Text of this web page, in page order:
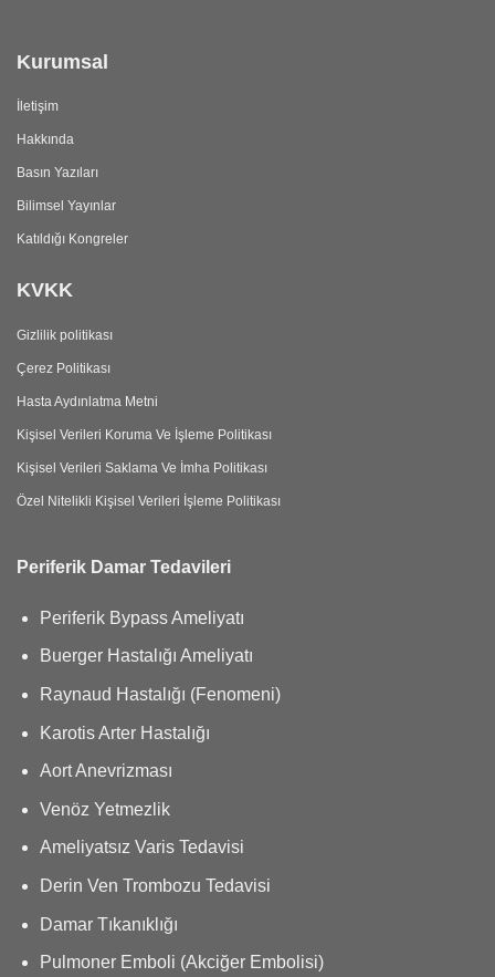
Kurumsal
İletişim
Hakkında
Basın Yazıları
Bilimsel Yayınlar
Katıldığı Kongreler
KVKK
Gizlilik politikası
Çerez Politikası
Hasta Aydınlatma Metni
Kişisel Verileri Koruma Ve İşleme Politikası
Kişisel Verileri Saklama Ve İmha Politikası
Özel Nitelikli Kişisel Verileri İşleme Politikası
Periferik Damar Tedavileri
Periferik Bypass Ameliyatı
Buerger Hastalığı Ameliyatı
Raynaud Hastalığı (Fenomeni)
Karotis Arter Hastalığı
Aort Anevrizması
Venöz Yetmezlik
Ameliyatsız Varis Tedavisi
Derin Ven Trombozu Tedavisi
Damar Tıkanıklığı
Pulmoner Emboli (Akciğer Embolisi)